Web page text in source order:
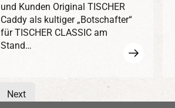
und Kunden Original TISCHER
Caddy als kultiger „Botschafter“
für TISCHER CLASSIC am
Stand…
erfahren
Next